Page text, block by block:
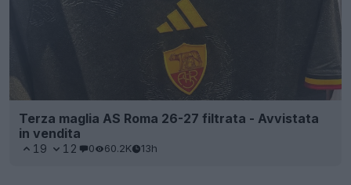
Terza maglia AS Roma 26-27 filtrata - Avvistata
in vendita
19 12 0 60.2K 13h